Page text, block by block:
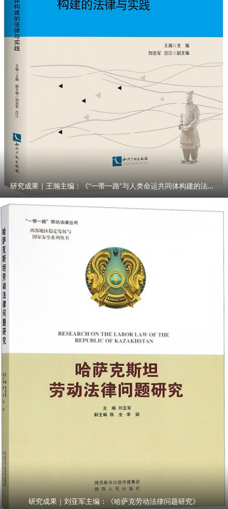
研究成果｜王瀚主编：《“一带一路”与人类命运共同体构建的法律与实践》
研究成果｜刘亚军主编：《哈萨克劳动法律问题研究》